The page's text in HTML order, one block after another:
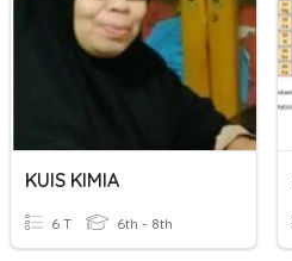
KUIS KIMIA
6 T 6th - 8th